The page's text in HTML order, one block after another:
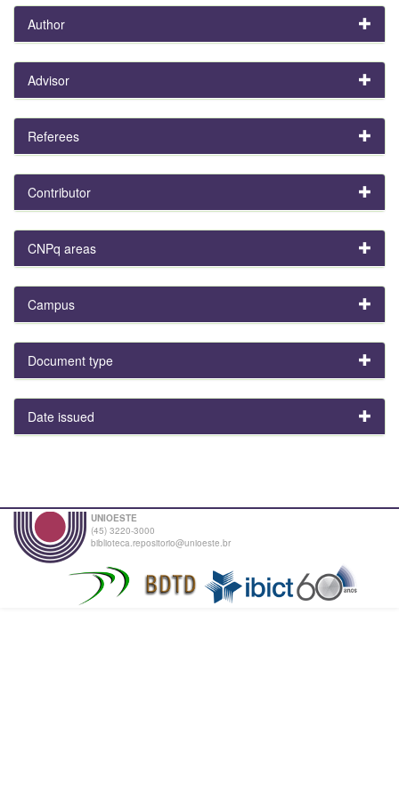
Author
Advisor
Referees
Contributor
CNPq areas
Campus
Document type
Date issued
UNIOESTE
(45) 3220-3000
biblioteca.repositorio@unioeste.br